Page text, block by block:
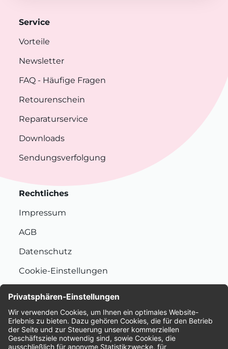
Service
Vorteile
Newsletter
FAQ - Häufige Fragen
Retourenschein
Reparaturservice
Downloads
Sendungsverfolgung
Rechtliches
Impressum
AGB
Datenschutz
Cookie-Einstellungen
Bewertungen